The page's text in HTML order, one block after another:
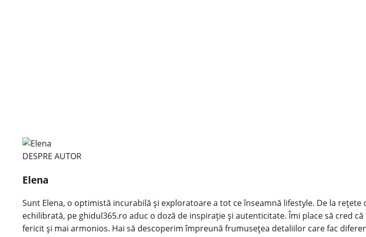
DESPRE AUTOR
Elena
Sunt Elena, o optimistă incurabilă și exploratoare a tot ce înseamnă lifestyle. De la
echilibrată, pe ghidul365.ro aduc o doză de inspirație și autenticitate. Îmi place să cred
fericit și mai armonios. Hai să descoperim împreună frumusețea detaliilor care fac